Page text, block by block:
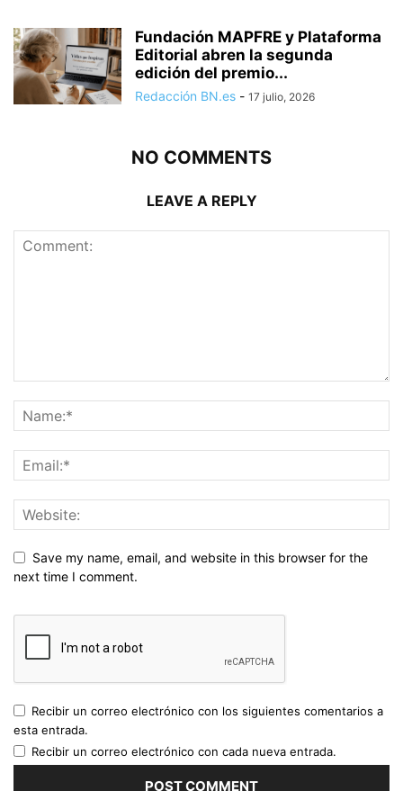
Fundación MAPFRE y Plataforma
Editorial abren la segunda
edición del premio...
Redacción BN.es - 17 julio, 2026
NO COMMENTS
LEAVE A REPLY
Save my name, email, and website in this browser for the
next time I comment.
Recibir un correo electrónico con los siguientes comentarios a
esta entrada.
Recibir un correo electrónico con cada nueva entrada.